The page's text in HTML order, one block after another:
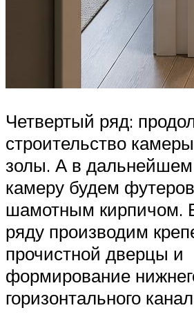
Четвертый ряд:
строительство
золы. А в
камеру будем
шамотным кирпичом.
ряду производим
прочистной дверцы и
формирование
горизонтального